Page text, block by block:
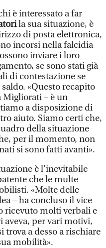
è interessato a far
la sua situazione, è
di posta elettronica,
incorsi nella falcidia
inviare i loro
se sono stati già
di contestazione se
«Questo recapito
Migliorati – è un
a disposizione di
aiuto. Siamo certi che,
della situazione
per il momento, non
si sono fatti avanti».
è l’inevitabile
che le multe
«Molte delle
– ha concluso il vice
ricevuto molti verbali e
aveva, per vari motivi,
a desso a rischiare
mobilità».